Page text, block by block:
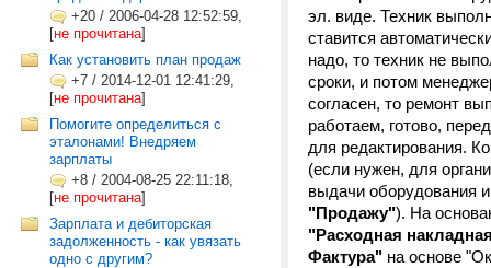
+20 / 2006-04-28 12:52:59,
[не прочитана]
Как установить план продаж
+7 / 2014-12-01 12:41:29,
[не прочитана]
Помогите определиться с
эталонами! Внедряем
зарплаты
+8 / 2004-08-25 22:11:18,
[не прочитана]
Зарплата и дебиторская
задолженность - как увязать
одно с другим?
эл. виде. Техник
ставится
надо, то техник не
сроки, и потом
согласен, то ремонт
работаем, готово,
для редактирования.
(если нужен, для
выдачи оборудования
"Продажу"). На
"Расходная
Фактура" на основе